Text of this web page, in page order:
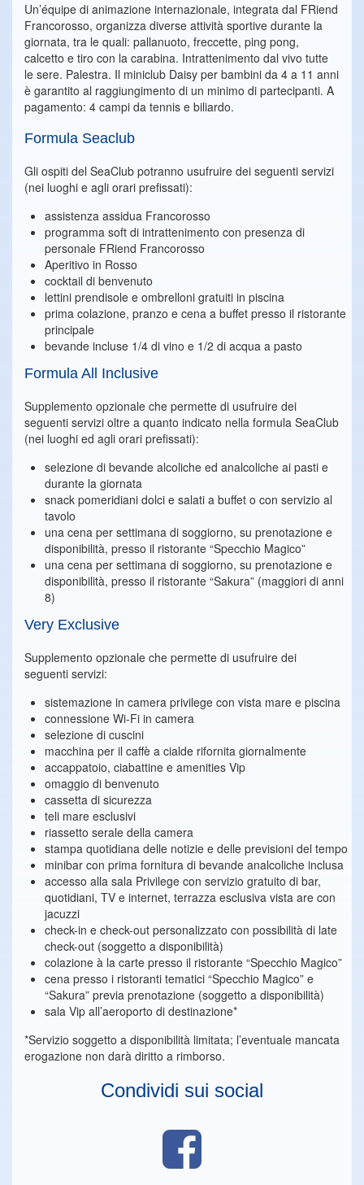
Un’équipe di animazione internazionale, integrata dal FRiend
Francorosso, organizza diverse attività sportive durante la
giornata, tra le quali: pallanuoto, freccette, ping pong,
calcetto e tiro con la carabina. Intrattenimento dal vivo tutte
le sere. Palestra. Il miniclub Daisy per bambini da 4 a 11 anni
è garantito al raggiungimento di un minimo di partecipanti. A
pagamento: 4 campi da tennis e biliardo.
Formula Seaclub
Gli ospiti del SeaClub potranno usufruire dei seguenti servizi
(nei luoghi e agli orari prefissati):
assistenza assidua Francorosso
programma soft di intrattenimento con presenza di
personale FRiend Francorosso
Aperitivo in Rosso
cocktail di benvenuto
lettini prendisole e ombrelloni gratuiti in piscina
prima colazione, pranzo e cena a buffet presso il ristorante
principale
bevande incluse 1/4 di vino e 1/2 di acqua a pasto
Formula All Inclusive
Supplemento opzionale che permette di usufruire dei
seguenti servizi oltre a quanto indicato nella formula SeaClub
(nei luoghi ed agli orari prefissati):
selezione di bevande alcoliche ed analcoliche ai pasti e
durante la giornata
snack pomeridiani dolci e salati a buffet o con servizio al
tavolo
una cena per settimana di soggiorno, su prenotazione e
disponibilità, presso il ristorante “Specchio Magico”
una cena per settimana di soggiorno, su prenotazione e
disponibilità, presso il ristorante “Sakura” (maggiori di anni
8)
Very Exclusive
Supplemento opzionale che permette di usufruire dei
seguenti servizi:
sistemazione in camera privilege con vista mare e piscina
connessione Wi-Fi in camera
selezione di cuscini
macchina per il caffè a cialde rifornita giornalmente
accappatoio, ciabattine e amenities Vip
omaggio di benvenuto
cassetta di sicurezza
teli mare esclusivi
riassetto serale della camera
stampa quotidiana delle notizie e delle previsioni del tempo
minibar con prima fornitura di bevande analcoliche inclusa
accesso alla sala Privilege con servizio gratuito di bar,
quotidiani, TV e internet, terrazza esclusiva vista are con
jacuzzi
check-in e check-out personalizzato con possibilità di late
check-out (soggetto a disponibilità)
colazione à la carte presso il ristorante “Specchio Magico”
cena presso i ristoranti tematici “Specchio Magico” e
“Sakura” previa prenotazione (soggetto a disponibilità)
sala Vip all’aeroporto di destinazione*
*Servizio soggetto a disponibilità limitata; l’eventuale mancata
erogazione non darà diritto a rimborso.
Condividi sui social